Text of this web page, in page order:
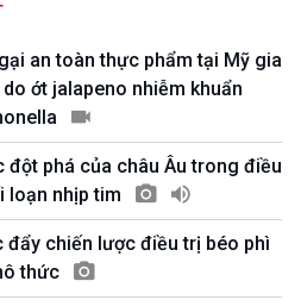
Mùa vàng
Biển đảo Việt Nam
Tâm tình biên giới và hải
Tìm hiểu biển, đảo Việt
Nam
Góc nhìn VOV1
an toàn thực phẩm tại Mỹ gia
ớt jalapeno nhiễm khuẩn
đột phá của châu Âu trong điều
loạn nhịp tim
đẩy chiến lược điều trị béo phì
thức